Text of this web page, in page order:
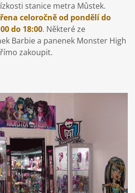
stanice metra Můstek.
celoročně od pondělí do
do 18:00. Některé ze
Barbie a panenek Monster High
zakoupit.